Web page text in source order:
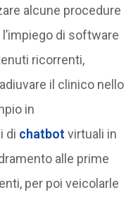
alcune procedure
di software
ricorrenti,
il clinico nello
in
di chatbot virtuali in
alle prime
per poi veicolarle